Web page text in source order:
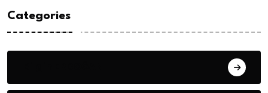
Categories